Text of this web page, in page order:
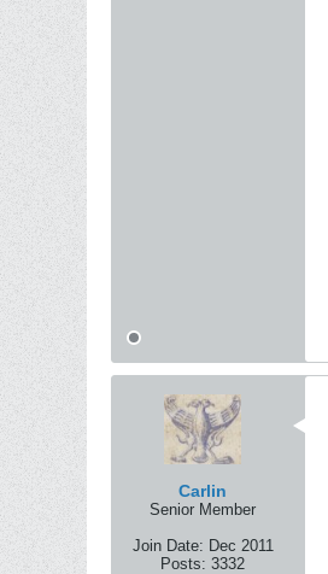
Carlin
Senior Member
Join Date: Dec 2011
Posts: 3332